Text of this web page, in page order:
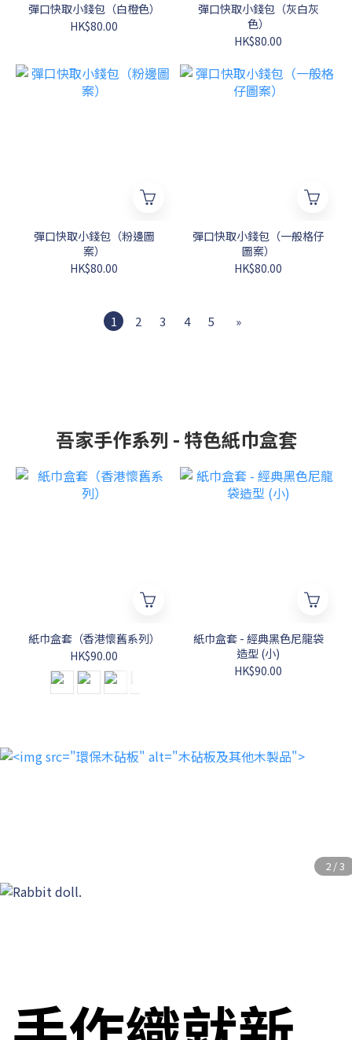
彈口快取小錢包（白橙色）
HK$80.00
彈口快取小錢包（灰白灰
色）
HK$80.00
彈口快取小錢包（粉邊圖
案）
HK$80.00
彈口快取小錢包（一般格仔
圖案）
HK$80.00
1 2 3 4 5 »
吾家手作系列 - 特色紙巾盒套
紙巾盒套（香港懷舊系列）
HK$90.00
紙巾盒套 - 經典黑色尼龍袋
造型 (小)
HK$90.00